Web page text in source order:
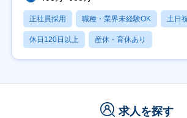
正社員採用 職種・業界未経験OK 土日
休日120日以上 産休・育休あり
求人を探す